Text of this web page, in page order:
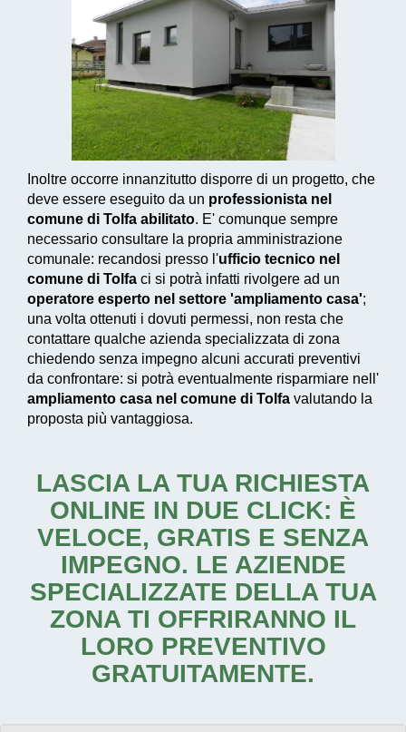
Inoltre occorre innanzitutto disporre di un progetto, che
deve essere eseguito da un professionista nel
comune di Tolfa abilitato. E' comunque sempre
necessario consultare la propria amministrazione
comunale: recandosi presso l'ufficio tecnico nel
comune di Tolfa ci si potrà infatti rivolgere ad un
operatore esperto nel settore 'ampliamento casa';
una volta ottenuti i dovuti permessi, non resta che
contattare qualche azienda specializzata di zona
chiedendo senza impegno alcuni accurati preventivi
da confrontare: si potrà eventualmente risparmiare nell'
ampliamento casa nel comune di Tolfa valutando la
proposta più vantaggiosa.
LASCIA LA TUA RICHIESTA
ONLINE IN DUE CLICK: È
VELOCE, GRATIS E SENZA
IMPEGNO. LE AZIENDE
SPECIALIZZATE DELLA TUA
ZONA TI OFFRIRANNO IL
LORO PREVENTIVO
GRATUITAMENTE.